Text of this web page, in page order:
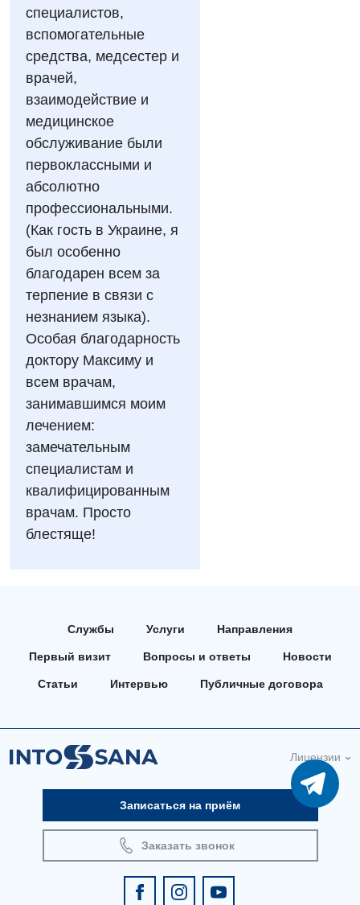
Для взрослых
Акушерство и гинекология
Аллергология, иммунология
Андрология
Бесплатные услуги
Вакцинация
Гастроэнтерология
Гинекологическое отделение
Дерматовенерология
Дневной стационар
Кардиология
Кардиохирургия
Медицинская психология
Неврология
Нейрохирургия
Отделение интенсивной терапии
Отделение кардиососудистой патологии и неврологии
Отделение неотложных состояний
Оториноларингология
Офтальмологическое отделение
Педиатрическое отделение
Проктология
Сосудистая хирургия
Педиатрическое отделение
Скорая медицинская помощь
Терапевтическое отделение
Травматологическое отделение
Урологическое отделение
Хирургическое отделение
Эндоскопическое отделение
Украинский
Русский
специалистов,
вспомогательные
средства, медсестер и
врачей,
взаимодействие и
медицинское
обслуживание были
первоклассными и
абсолютно
профессиональными.
(Как гость в Украине, я
был особенно
благодарен всем за
терпение в связи с
незнанием языка).
Особая благодарность
доктору Максиму и
всем врачам,
занимавшимся моим
лечением:
замечательным
специалистам и
квалифицированным
врачам. Просто
блестяще!
Службы Услуги Направления
Первый визит Вопросы и ответы Новости
Статьи Интервью Публичные договора
Лицензии
Записаться на приём
Заказать звонок